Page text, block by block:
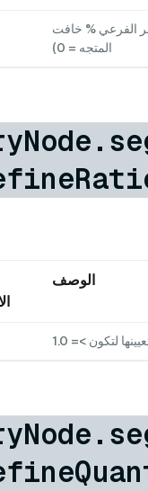
الفرعي % خافت
المتجه = 0)
الوصف
لتكون >= 1.0